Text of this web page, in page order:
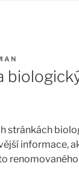
stránkách
informace,